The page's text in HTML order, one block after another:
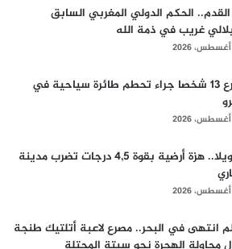
الحكم الدولي المغربي السابق
غريب في ذمة الله
مصرع 13 شخصا جراء تحطم طائرة سياحية في
فنزويلا.. هزة أرضية بقوة 4,5 درجات تضرب مدينة
انتهى في البحر.. مصرع لاعبة أتلتيك طنجة
محاولة الهجرة نحو سبتة المحتلة